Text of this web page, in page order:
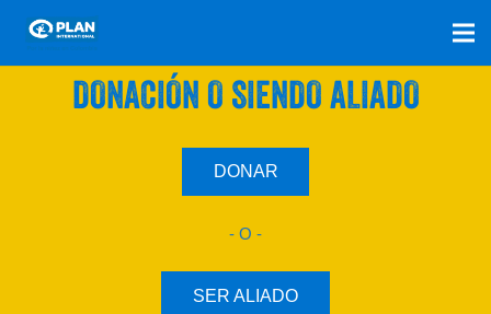
SÚMATE A NUESTRO PLAN CON UNA
DONACIÓN O SIENDO ALIADO
DONAR
- O -
SER ALIADO